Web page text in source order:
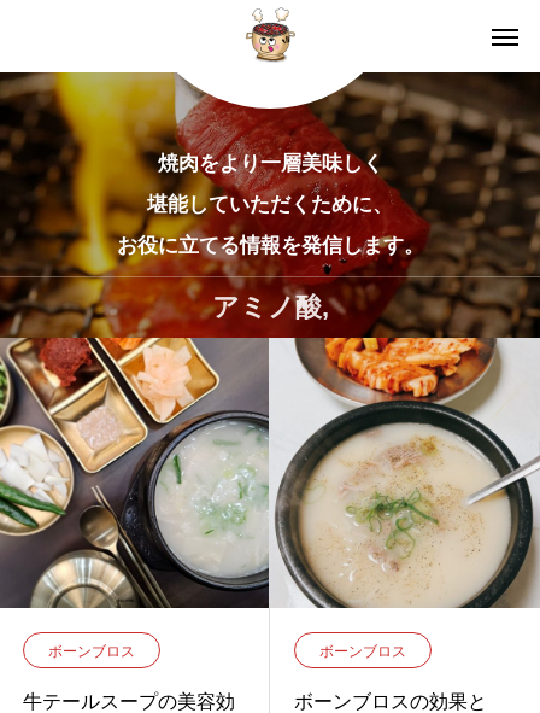
焼肉をより一層美味しく
堪能していただくために、
お役に立てる情報を発信します。
アミノ酸,
ボーンブロス
牛テールスープの美容効
ボーンブロス
ボーンブロスの効果と